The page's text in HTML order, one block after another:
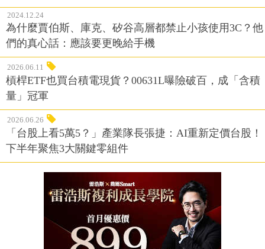
2024.12.24
為什麼賈伯斯、庫克、矽谷高層都禁止小孩使用3C？他
們的真心話：應該要更晚給手機
2026.06.11
槓桿ETF也買台積電現貨？00631L曝險破百，成「含積
量」冠軍
2026.06.26
「台股上看5萬5？」產業隊長張捷：AI重新定價台股！
下半年聚焦3大關鍵零組件